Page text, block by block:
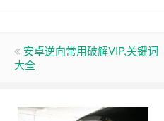
安卓逆向常用破解VIP,关键词
大全